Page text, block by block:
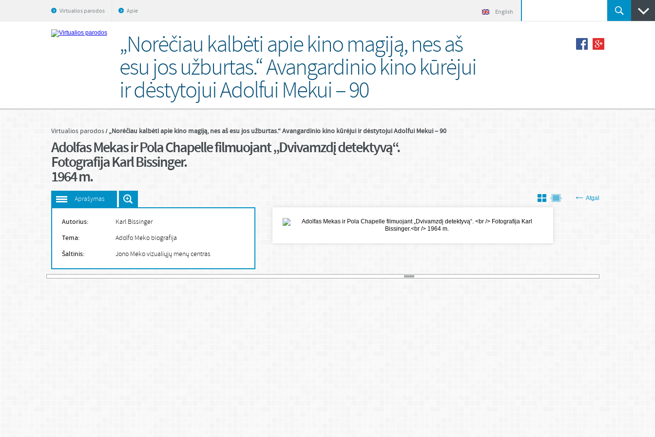
English
Virtualios parodos Apie
„Norėčiau kalbėti apie kino magiją, nes aš
esu jos užburtas.“ Avangardinio kino kūrėjui
ir dėstytojui Adolfui Mekui – 90
Virtualios parodos „Norėčiau kalbėti apie kino magiją, nes aš esu jos užburtas.“ Avangardinio kino kūrėjui ir dėstytojui Adolfui Mekui – 90
Adolfas Mekas ir Pola Chapelle filmuojant „Dvivamzdį detektyvą“.
Fotografija Karl Bissinger.
1964 m.
Aprašymas Atgal
Autorius: Karl Bissinger
Tema: Adolfo Meko biografija
Šaltinis: Jono Meko vizualiųjų menų centras